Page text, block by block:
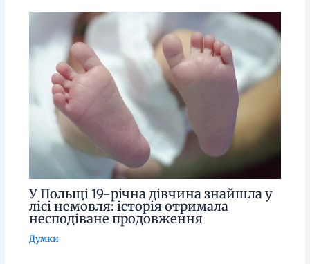
У Польщі 19-річна дівчина знайшла у
лісі немовля: історія отримала
несподіване продовження
Думки